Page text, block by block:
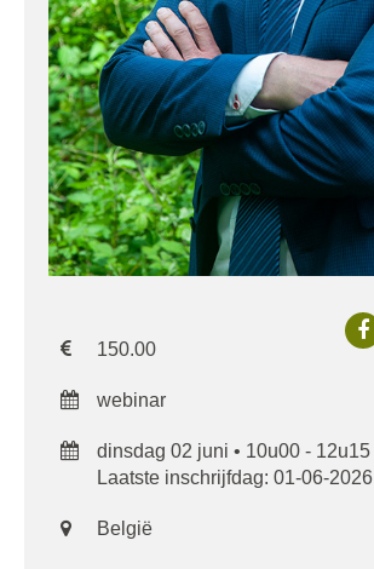
150.00
webinar
dinsdag 02 juni • 10u00 - 12u15
Laatste inschrijfdag: 01-06-2026
België